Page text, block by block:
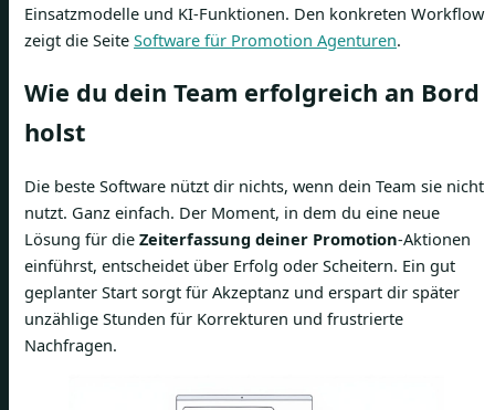
Einsatzmodelle und KI-Funktionen. Den konkreten Workflow
zeigt die Seite Software für Promotion Agenturen.
Wie du dein Team erfolgreich an Bord
holst
Die beste Software nützt dir nichts, wenn dein Team sie nicht
nutzt. Ganz einfach. Der Moment, in dem du eine neue
Lösung für die Zeiterfassung deiner Promotion-Aktionen
einführst, entscheidet über Erfolg oder Scheitern. Ein gut
geplanter Start sorgt für Akzeptanz und erspart dir später
unzählige Stunden für Korrekturen und frustrierte
Nachfragen.